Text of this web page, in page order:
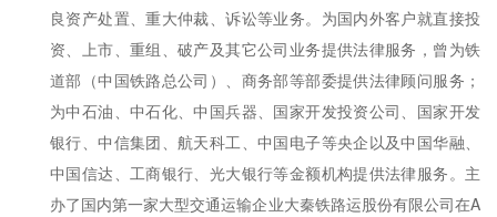
良资产处置、重大仲裁、诉讼等业务。为国内外客户就直接投
资、上市、重组、破产及其它公司业务提供法律服务，曾为铁
道部（中国铁路总公司）、商务部等部委提供法律顾问服务；
为中石油、中石化、中国兵器、国家开发投资公司、国家开发
银行、中信集团、航天科工、中国电子等央企以及中国华融、
中国信达、工商银行、光大银行等金额机构提供法律服务。主
办了国内第一家大型交通运输企业大秦铁路运股份有限公司在A